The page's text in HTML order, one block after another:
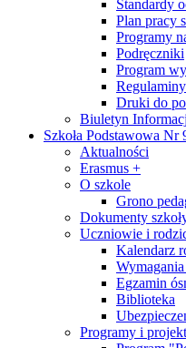
Standardy
Plan pracy
Programy
Podręczniki
Program
Druki do
Biuletyn
Szkoła Podstawowa Nr
Aktualności
Erasmus +
O szkole
Grono
Dokumenty
Uczniowie i
Kalendarz
Egzamin
Biblioteka
Programy i